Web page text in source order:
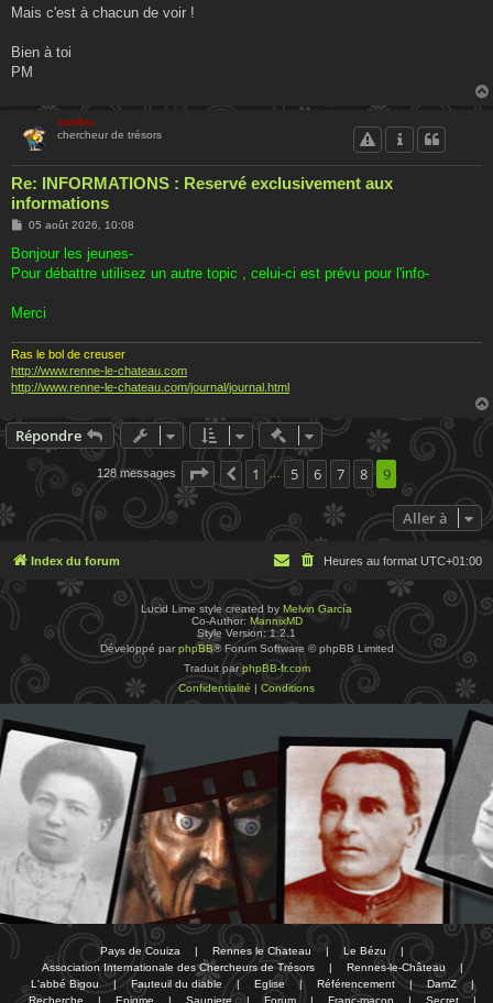
Mais c'est à chacun de voir !
Bien à toi
PM
cardou
chercheur de trésors
Re: INFORMATIONS : Reservé exclusivement aux
informations
M
s
a
05 août 2026, 10:08
Bonjour les jeunes-
Pour débattre utilisez un autre topic , celui-ci est prévu pour l'info-
Merci
Ras le bol de creuser
http://www.renne-le-chateau.com
http://www.renne-le-chateau.com/journal/journal.html
Répondre Actions rapides de
128 messages Page sur9
Précédente
1 … 5 6 7 8 9
Aller à
Index du forum Heures au format UTC+01:00
Lucid Lime style created by Melvin García
Co-Author: MannixMD
Style Version: 1.2.1
Développé par phpBB® Forum Software © phpBB Limited
Traduit parphpBB-fr.com
Confidentialité | Conditions
Pays de Couiza | Rennes le Chateau | Le Bézu
|
Association Internationale des Chercheurs de Trésors
| Rennes-le-Château
|
L'abbé Bigou
| Fauteuil du diable | Eglise | Référencement | DamZ
|
Recherche
| Enigme | Sauniere | Forum | Franc-maçon | Secret |